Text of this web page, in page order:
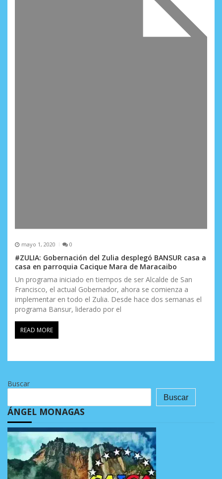
mayo 1, 2020 0
#ZULIA: Gobernación del Zulia desplegó BANSUR casa a
casa en parroquia Cacique Mara de Maracaibo
Un programa iniciado en tiempos de ser Alcalde de San
Francisco, el actual Gobernador, ahora se comienza a
implementar en todo el Zulia. Desde hace dos semanas el
programa Bansur, liderado por el
READ MORE
Buscar
Buscar
ÁNGEL MONAGAS